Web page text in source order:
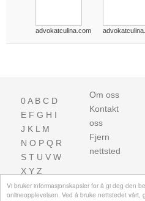
Vi bruker informasjonskapsler for å gi deg den
onlineopplevelsen. Ved å bruke nettstedet vårt,
advokatculina.com
0A B C D
E F G H I
J K L M
N O P Q R
S T U V W
X Y Z
Om oss
Kontakt
oss
Fjern
nettsted